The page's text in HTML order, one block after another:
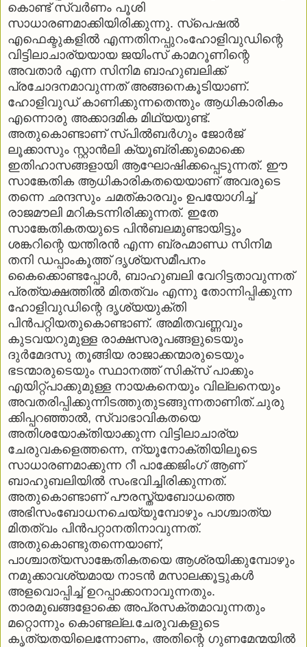
കൊണ്ട് സ്വര്‍ണം പൂശി
സാധാരണമാക്കിയിരിക്കുന്നു. സ്‌പെഷല്‍
എഫെക്ടുകളില്‍ എന്നതിനപ്പുറംഹോളിവുഡിന്റെ
വിട്ടിലാചാര്യയായ ജയിംസ് കാമറൂണിന്റെ
അവതാര്‍ എന്ന സിനിമ ബാഹുബലിക്ക്
പ്രചോദനമാവുന്നത് അങ്ങനെകൂടിയാണ്.
ഹോളിവുഡ് കാണിക്കുന്നതെന്തും ആധികാരികം
എന്നൊരു അക്കാദമിക മിഥ്യയുണ്ട്.
അതുകൊണ്ടാണ് സ്പില്‍ബര്‍ഗും ജോര്‍ജ്
ലൂക്കാസും സ്റ്റാന്‍ലി ക്യൂബ്രിക്കുമൊക്കെ
ഇതിഹാസങ്ങളായി ആഘോഷിക്കപ്പെടുന്നത്. ഈ
സാങ്കേതിക ആധികാരികതയെയാണ് അവരുടെ
തന്നെ ഛന്ദസും ചമത്കാരവും ഉപയോഗിച്ച്
രാജമൗലി മറികടന്നിരിക്കുന്നത്. ഇതേ
സാങ്കേതികതയുടെ പിന്‍ബലമുണ്ടായിട്ടും
ശങ്കറിന്റെ യന്തിരന്‍ എന്ന ബ്രഹ്മാണ്ഡ സിനിമ
തനി ഡപ്പാംകൂത്ത് ദൃശ്യസമീപനം
കൈക്കൊണ്ടപ്പോള്‍, ബാഹുബലി വേറിട്ടതാവുന്നത്
പ്രത്യക്ഷത്തില്‍ മിതത്വം എന്നു തോന്നിപ്പിക്കുന്ന
ഹോളിവുഡിന്റെ ദൃശ്യയുക്തി
പിന്‍പറ്റിയതുകൊണ്ടാണ്. അമിതവണ്ണവും
കുടവയറുമുള്ള രാക്ഷസരൂപങ്ങളുടെയും
ദുര്‍മേദസു തൂങ്ങിയ രാജാക്കന്മാരുടെയും
ഭടന്മാരുടെയും സ്ഥാനത്ത് സിക്‌സ് പാക്കും
എയിറ്റ്പാക്കുമുള്ള നായകനെയും വില്ലനെയും
അവതരിപ്പിക്കുന്നിടത്തുതുടങ്ങുന്നതാണിത്.ചുരു
ക്കിപ്പറഞ്ഞാല്‍, സ്വാഭാവികതയെ
അതിശയോക്തിയാക്കുന്ന വിട്ടിലാചാര്യ
ചേരുവകളെത്തന്നെ, ന്യൂനോക്തിയിലൂടെ
സാധാരണമാക്കുന്ന റീ പാക്കേജിംഗ് ആണ്
ബാഹുബലിയില്‍ സംഭവിച്ചിരിക്കുന്നത്.
അതുകൊണ്ടാണ് പൗരസ്ത്യബോധത്തെ
അഭിസംബോധനചെയ്യുമ്പോഴും പാശ്ചാത്യ
മിതത്വം പിന്‍പറ്റാനതിനാവുന്നത്.
അതുകൊണ്ടുതന്നെയാണ്,
പാശ്ചാത്യസാങ്കേതികതയെ ആശ്രയിക്കുമ്പോഴും
നമുക്കാവശ്യമായ നാടന്‍ മസാലക്കൂട്ടുകള്‍
അളവൊപ്പിച്ച് ഉറപ്പാക്കാനാവുന്നതും.
താരമുഖങ്ങളോക്കെ അപ്രസക്തമാവുന്നതും
മറ്റൊന്നും കൊണ്ടല്ല.ചേരുവകളുടെ
കൃത്യതയിലെന്നോണം, അതിന്റെ ഗുണമേന്മയില്‍